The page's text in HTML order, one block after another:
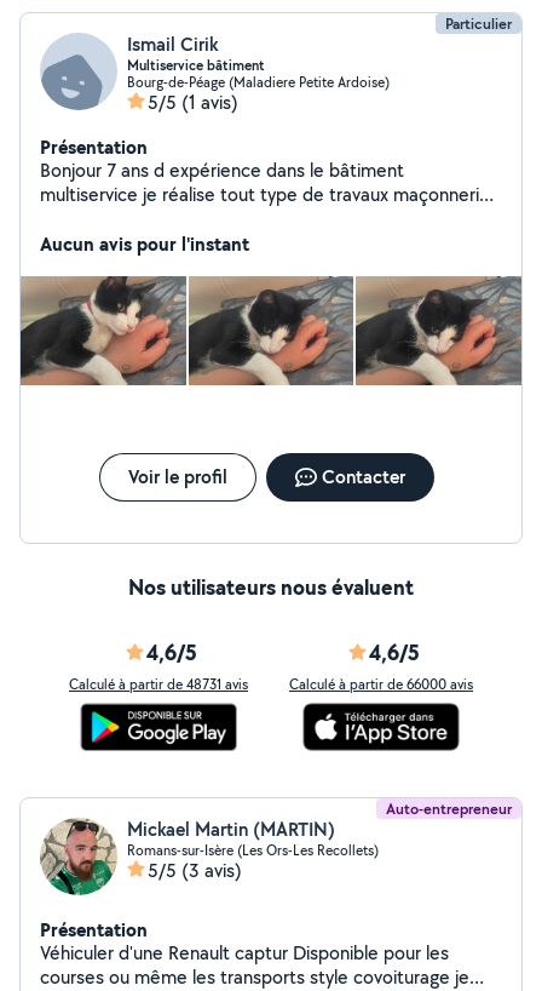
Particulier
Ismail Cirik
Multiservice bâtiment
Bourg-de-Péage (Maladiere Petite Ardoise)
5/5 (1 avis)
Présentation
Bonjour 7 ans d expérience dans le bâtiment
multiservice je réalise tout type de travaux maçonnerie
Aucun avis pour l'instant
Voir le profil Contacter
Nos utilisateurs nous évaluent
4,6/5
Calculé à partir de 48731 avis
4,6/5
Calculé à partir de 66000 avis
Auto-entrepreneur
Mickael Martin (MARTIN)
Romans-sur-Isère (Les Ors-Les Recollets)
5/5 (3 avis)
Présentation
Véhiculer d'une Renault captur Disponible pour les
courses ou même les transports style covoiturage je